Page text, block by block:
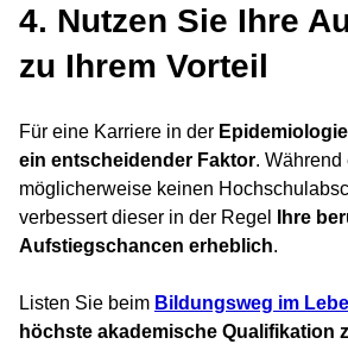
4. Nutzen Sie Ihre
zu Ihrem Vorteil
Für eine Karriere in der Epidemiologie
ein entscheidender Faktor.
möglicherweise keinen
verbessert dieser in der Regel
Ihre
Aufstiegschancen erheblich.
Listen Sie beim Bildungsweg im
höchste akademische Qualifikation